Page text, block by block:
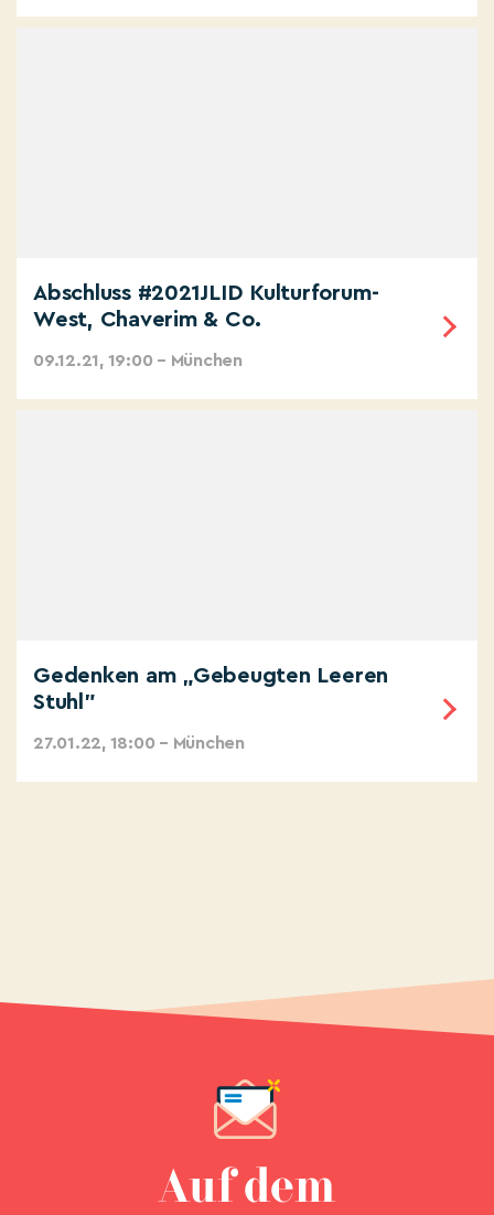
Abschluss #2021JLID Kulturforum-
West, Chaverim & Co.
09.12.21, 19:00 – München
Gedenken am „Gebeugten Leeren
Stuhl"
27.01.22, 18:00 – München
Auf dem